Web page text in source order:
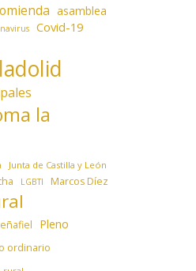
asamblea
Covid-19
la
Junta de Castilla y León
LGBTI Marcos Díez
Pleno
ordinario